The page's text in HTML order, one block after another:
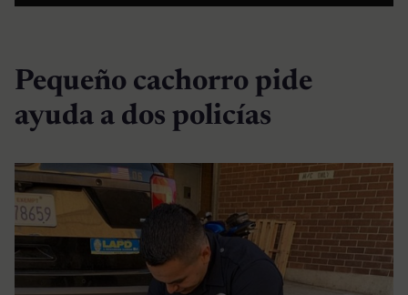
Pequeño cachorro pide
ayuda a dos policías